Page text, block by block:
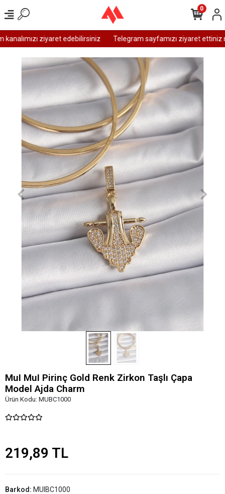
ziyaret edebilirsiniz Telegram sayfamızı ziyaret ettiniz
0
MuI MuI Pirinç Gold Renk Zirkon Taşlı Çapa
Model Ajda Charm
Ürün Kodu: MUBC1000
219,89 TL
Barkod: MUIBC1000